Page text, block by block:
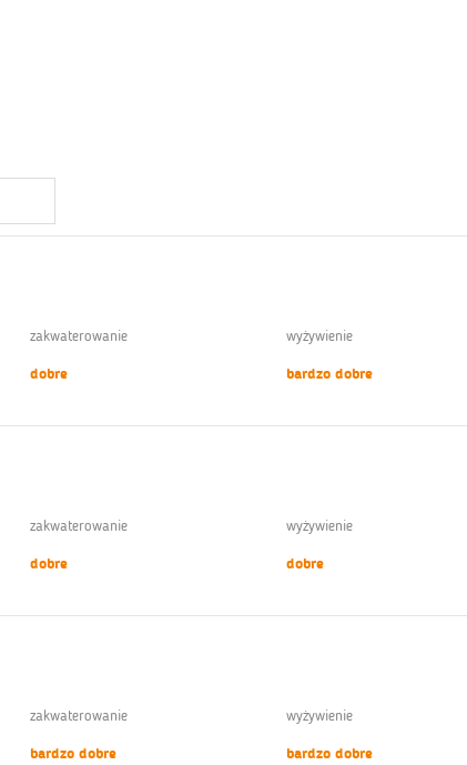
zakwaterowanie
dobre
wyżywienie
bardzo dobre
zakwaterowanie
dobre
wyżywienie
dobre
zakwaterowanie
bardzo dobre
wyżywienie
bardzo dobre